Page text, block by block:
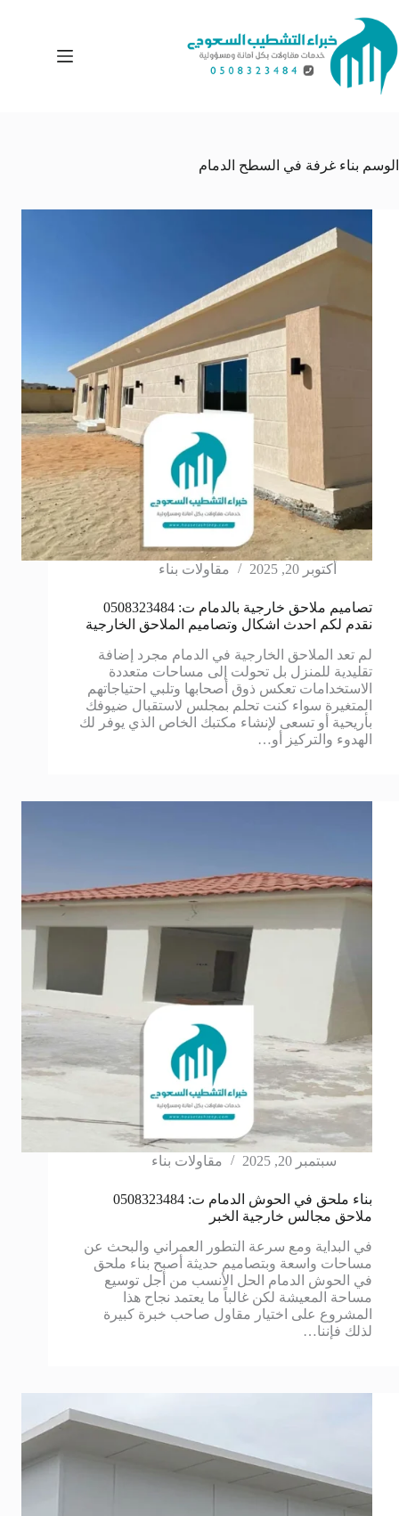
إلى
المحتوى
الوسم بناء غرفة في السطح الدمام
أكتوبر 20, 2025 مقاولات بناء
تصاميم ملاحق خارجية بالدمام ت: 0508323484
نقدم لكم احدث اشكال وتصاميم الملاحق الخارجية
لم تعد الملاحق الخارجية في الدمام مجرد إضافة
تقليدية للمنزل بل تحولت إلى مساحات متعددة
الاستخدامات تعكس ذوق أصحابها وتلبي احتياجاتهم
المتغيرة سواء كنت تحلم بمجلس لاستقبال ضيوفك
بأريحية أو تسعى لإنشاء مكتبك الخاص الذي يوفر لك
الهدوء والتركيز أو…
سبتمبر 20, 2025 مقاولات بناء
بناء ملحق في الحوش الدمام ت: 0508323484
ملاحق مجالس خارجية الخبر
في البداية ومع سرعة التطور العمراني والبحث عن
مساحات واسعة وبتصاميم حديثة أصبح بناء ملحق
في الحوش الدمام الحل الأنسب من أجل توسيع
مساحة المعيشة لكن غالباً ما يعتمد نجاح هذا
المشروع على اختيار مقاول صاحب خبرة كبيرة
لذلك فإننا…